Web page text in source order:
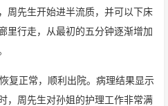
周先生开始进半流质，并可以下床
里行走，从最初的五分钟逐渐增加
复正常，顺利出院。病理结果显示
，周先生对孙姐的护理工作非常满